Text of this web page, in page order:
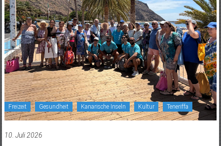
Freizeit Gesundheit Kanarische Inseln Kultur Teneriffa
10. Juli 2026